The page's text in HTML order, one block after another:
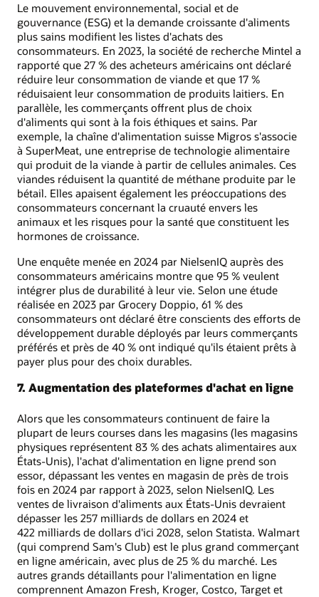
Le mouvement environnemental, social et de
gouvernance (ESG) et la demande croissante d'aliments
plus sains modifient les listes d'achats des
consommateurs. En 2023, la société de recherche Mintel a
rapporté que 27 % des acheteurs américains ont déclaré
réduire leur consommation de viande et que 17 %
réduisaient leur consommation de produits laitiers. En
parallèle, les commerçants offrent plus de choix
d'aliments qui sont à la fois éthiques et sains. Par
exemple, la chaîne d'alimentation suisse Migros s'associe
à SuperMeat, une entreprise de technologie alimentaire
qui produit de la viande à partir de cellules animales. Ces
viandes réduisent la quantité de méthane produite par le
bétail. Elles apaisent également les préoccupations des
consommateurs concernant la cruauté envers les
animaux et les risques pour la santé que constituent les
hormones de croissance.
Une enquête menée en 2024 par NielsenIQ auprès des
consommateurs américains montre que 95 % veulent
intégrer plus de durabilité à leur vie. Selon une étude
réalisée en 2023 par Grocery Doppio, 61 % des
consommateurs ont déclaré être conscients des efforts de
développement durable déployés par leurs commerçants
préférés et près de 40 % ont indiqué qu'ils étaient prêts à
payer plus pour des choix durables.
7. Augmentation des plateformes d'achat en ligne
Alors que les consommateurs continuent de faire la
plupart de leurs courses dans les magasins (les magasins
physiques représentent 83 % des achats alimentaires aux
États-Unis), l'achat d'alimentation en ligne prend son
essor, dépassant les ventes en magasin de près de trois
fois en 2024 par rapport à 2023, selon NielsenIQ. Les
ventes de livraison d'aliments aux États-Unis devraient
dépasser les 257 milliards de dollars en 2024 et
422 milliards de dollars d'ici 2028, selon Statista. Walmart
(qui comprend Sam's Club) est le plus grand commerçant
en ligne américain, avec plus de 25 % du marché. Les
autres grands détaillants pour l'alimentation en ligne
comprennent Amazon Fresh, Kroger, Costco, Target et